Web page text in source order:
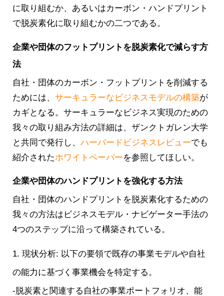
に取り組むか、あるいはカーボン・ハンドプリント
で脱炭素化に取り組むかの二つである。
企業や団体のフットプリントを脱炭素化で減らす方
法
自社・団体のカーボン・フットプリントを削減する
ためには、 サーキュラーなビジネスモデルの構築が
カギとなる。サーキュラーなビジネス実現のための
我々の取り組み方法の詳細は、ザンクトガレン大学
と共同で発行し、 ハーバードビジネスレビューでも
紹介されたホワイトペーパーを参照してほしい。
企業や団体のハンドプリントを強化する方法
自社・団体のハンドプリントを脱炭素化するための
我々の方法はビジネスモデル・ナビゲーター手法の
4つのステップに沿って構築されている。
1. 現状分析: 以下の要領で既存の事業モデルや自社
の能力に基づく事業機会を特定する。
-脱炭素と関連する自社の事業ポートフォリオ、能